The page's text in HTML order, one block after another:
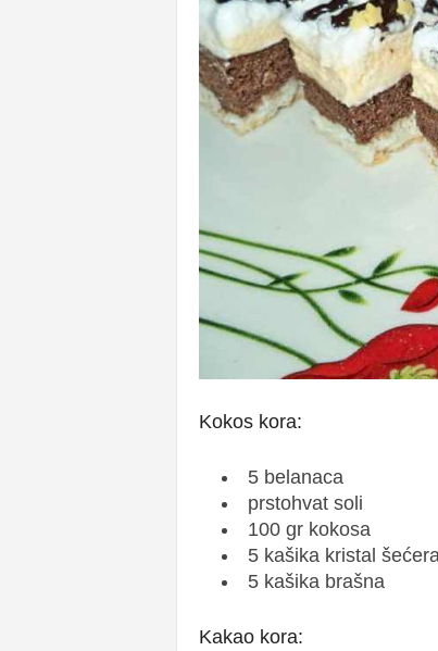
Kokos kora:
5 belanaca
prstohvat soli
100 gr kokosa
5 kašika kristal
5 kašika brašna
Kakao kora: